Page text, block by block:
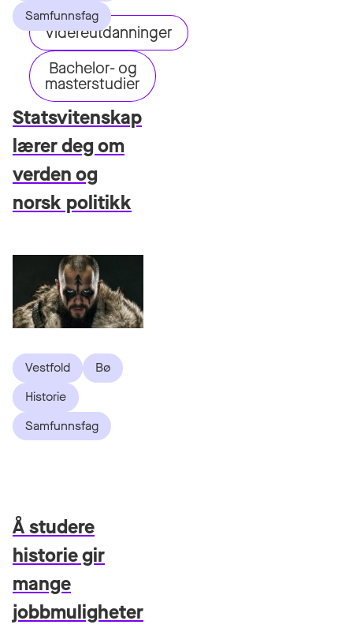
Videreutdanninger
Bachelor- og
masterstudier
Samfunnsfag
Statsvitenskap
lærer deg om
verden og
norsk politikk
Vestfold
Bø
Historie
Samfunnsfag
Å studere
historie gir
mange
jobbmuligheter